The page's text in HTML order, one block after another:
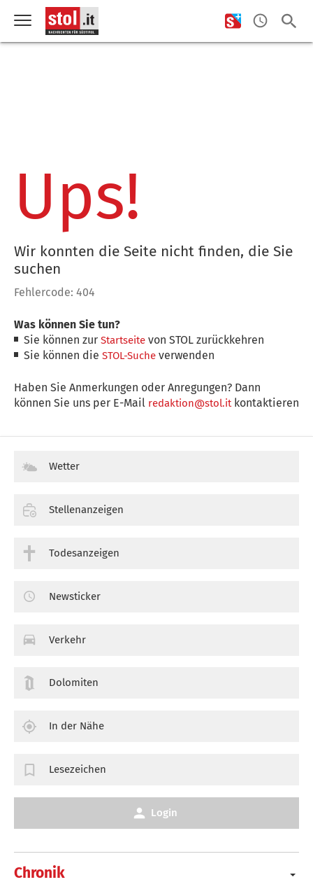
Ups!
Wir konnten die Seite nicht finden, die Sie
suchen
Fehlercode: 404
Was können Sie tun?
Sie können zurStartseite von STOL zurückkehren
Sie können dieSTOL-Suche verwenden
Haben Sie Anmerkungen oder Anregungen? Dann
können Sie uns per E-Mail redaktion@stol.itkontaktieren
Chronik
Wetter
Stellenanzeigen
Todesanzeigen
Newsticker
Verkehr
Dolomiten
In der Nähe
Lesezeichen
Login